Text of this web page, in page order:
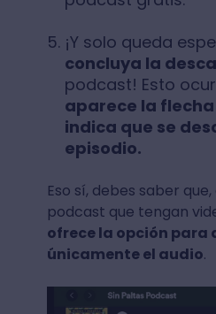
¡Y solo queda
concluya la
podcast! Esto
aparece la
indica que se
episodio.
Eso sí, debes saber
podcast que tengan
ofrece la opción para
únicamente el audio.